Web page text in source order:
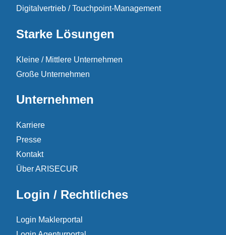
Digitalvertrieb / Touchpoint-Management
Starke Lösungen
Kleine / Mittlere Unternehmen
Große Unternehmen
Unternehmen
Karriere
Presse
Kontakt
Über ARISECUR
Login / Rechtliches
Login Maklerportal